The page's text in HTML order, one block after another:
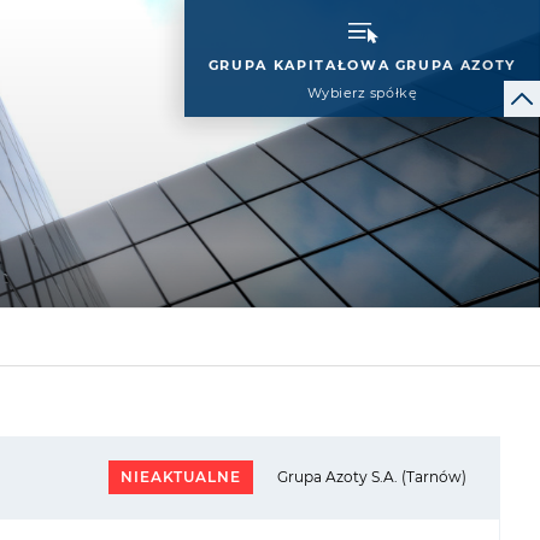
GRUPA KAPITAŁOWA GRUPA AZOTY
Wybierz spółkę
NIEAKTUALNE Grupa Azoty S.A. (Tarnów)